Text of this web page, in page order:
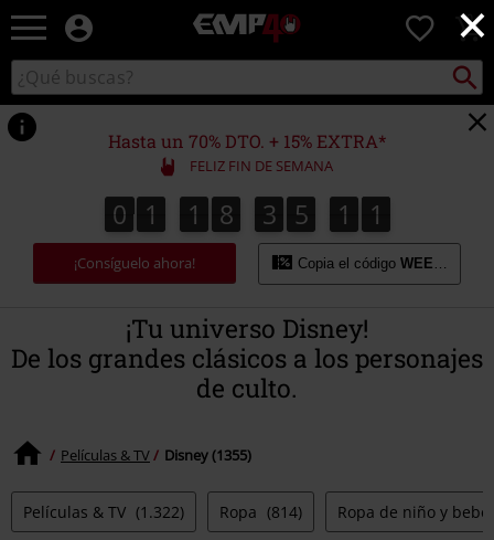
×
EMP
Música,
TV
&
Gaming
Merch
Ropa
Alternativa
0
Buscar
en
el
catálogo
Buscar
Hasta un 70% DTO. + 15% EXTRA*
FELIZ FIN DE SEMANA
0
0 1
1 1
1 8
8 3
3 5
5 0
1
0
1 9
0
9
1
0
¡Consíguelo ahora! Copia el código WEEKEND
¡Tu universo Disney!
De los grandes clásicos a los personajes
de culto.
Películas & TV Disney (1355)
Películas & TV (1.322) Ropa (814) Ropa de niño y bebé